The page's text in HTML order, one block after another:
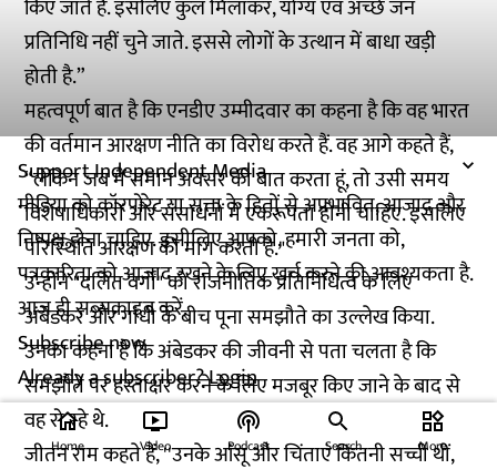
Support Independent Media
मीडिया को कॉरपोरेट या सत्ता के हितों से अप्रभावित, आजाद और
निष्पक्ष होना चाहिए. इसीलिए आपको, हमारी जनता को,
पत्रकारिता को आजाद रखने के लिए खर्च करने की आवश्यकता है.
आज ही सब्सक्राइब करें.
Subscribe now
Already a subscriber?Login
किए जाते हैं. इसलिए कुल मिलाकर, योग्य एवं अच्छे जन
प्रतिनिधि नहीं चुने जाते. इससे लोगों के उत्थान में बाधा खड़ी
होती है.”
महत्वपूर्ण बात है कि एनडीए उम्मीदवार का कहना है कि वह भारत
की वर्तमान आरक्षण नीति का विरोध करते हैं. वह आगे कहते हैं,
“लेकिन जब मैं समान अवसर की बात करता हूं, तो उसी समय
विशेषाधिकारों और संसाधनों में एकरूपता होनी चाहिए. इसलिए
परिस्थिति आरक्षण की मांग करती है."
उन्होंने "दलित वर्गों" को राजनीतिक प्रतिनिधित्व के लिए
अंबेडकर और गांधी के बीच पूना समझौते का उल्लेख किया.
उनका कहना है कि अंबेडकर की जीवनी से पता चलता है कि
समझौते पर हस्ताक्षर करने के लिए मजबूर किए जाने के बाद से
वह रो रहे थे.
जीतन राम कहते हैं, ''उनके आंसू और चिंताएं कितनी सच्ची थीं,
home
Home
ondemand_video
Video
podcasts
Podcast Search
widgets
More